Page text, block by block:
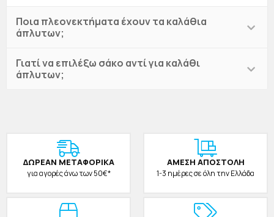
Ποια πλεονεκτήματα έχουν τα καλάθια
άπλυτων;
Γιατί να επιλέξω σάκο αντί για καλάθι
άπλυτων;
ΔΩΡΕAΝ ΜΕΤΑΦΟΡΙΚΑ
για αγορές άνω των 50€*
ΑΜΕΣΗ ΑΠΟΣΤΟΛΗ
1-3 ημέρες σε όλη την Ελλάδα